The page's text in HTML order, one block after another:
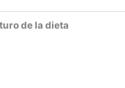
de la dieta